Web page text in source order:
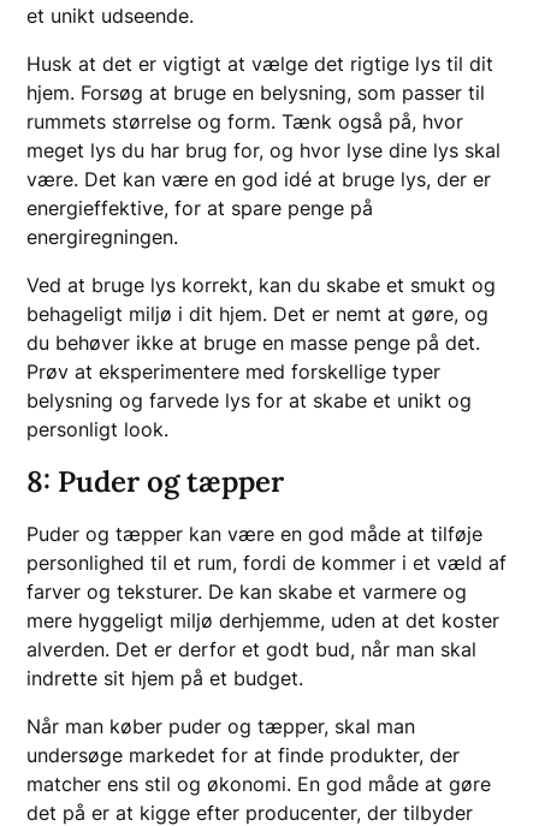
et unikt udseende.
Husk at det er vigtigt at vælge det rigtige lys til dit
hjem. Forsøg at bruge en belysning, som passer til
rummets størrelse og form. Tænk også på, hvor
meget lys du har brug for, og hvor lyse dine lys skal
være. Det kan være en god idé at bruge lys, der er
energieffektive, for at spare penge på
energiregningen.
Ved at bruge lys korrekt, kan du skabe et smukt og
behageligt miljø i dit hjem. Det er nemt at gøre, og
du behøver ikke at bruge en masse penge på det.
Prøv at eksperimentere med forskellige typer
belysning og farvede lys for at skabe et unikt og
personligt look.
8: Puder og tæpper
Puder og tæpper kan være en god måde at tilføje
personlighed til et rum, fordi de kommer i et væld af
farver og teksturer. De kan skabe et varmere og
mere hyggeligt miljø derhjemme, uden at det koster
alverden. Det er derfor et godt bud, når man skal
indrette sit hjem på et budget.
Når man køber puder og tæpper, skal man
undersøge markedet for at finde produkter, der
matcher ens stil og økonomi. En god måde at gøre
det på er at kigge efter producenter, der tilbyder